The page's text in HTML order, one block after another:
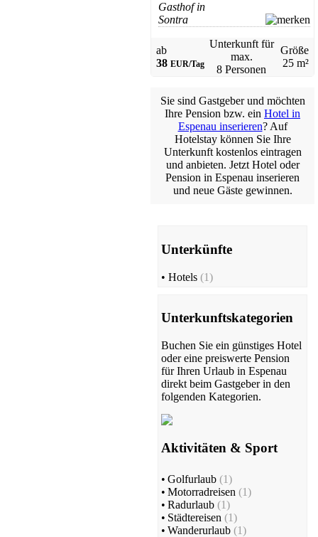
Gasthof in
Sontra
ab
38 EUR/Tag
Unterkunft für
max.
8 Personen
Größe
25 m²
Sie sind Gastgeber und möchten
Ihre Pension bzw. ein Hotel in
Espenau inserieren? Auf
Hotelstay können Sie Ihre
Unterkunft kostenlos eintragen
und anbieten. Jetzt Hotel oder
Pension in Espenau inserieren
und neue Gäste gewinnen.
Unterkünfte
• Hotels (1)
Unterkunftskategorien
Buchen Sie ein günstiges Hotel
oder eine preiswerte Pension
für Ihren Urlaub in Espenau
direkt beim Gastgeber in den
folgenden Kategorien.
Aktivitäten & Sport
• Golfurlaub (1)
• Motorradreisen (1)
• Radurlaub (1)
• Städtereisen (1)
• Wanderurlaub (1)